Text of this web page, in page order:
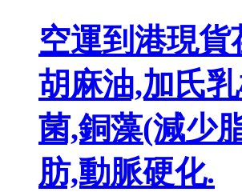
空運到港現貨
胡麻油,加氏
菌,銅藻(減少
肪,動脈硬化.